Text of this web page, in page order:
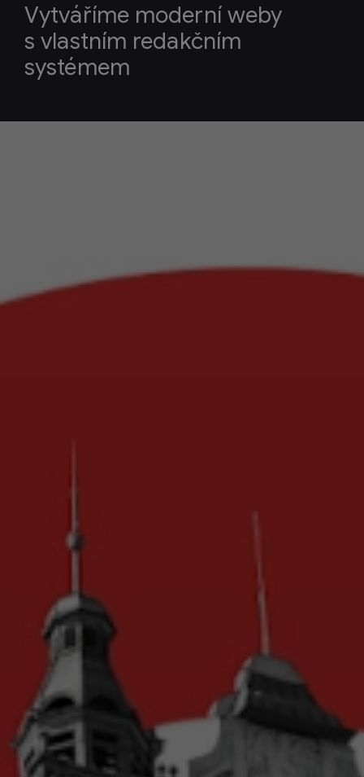
Vytváříme moderní weby
s vlastním redakčním
systémem